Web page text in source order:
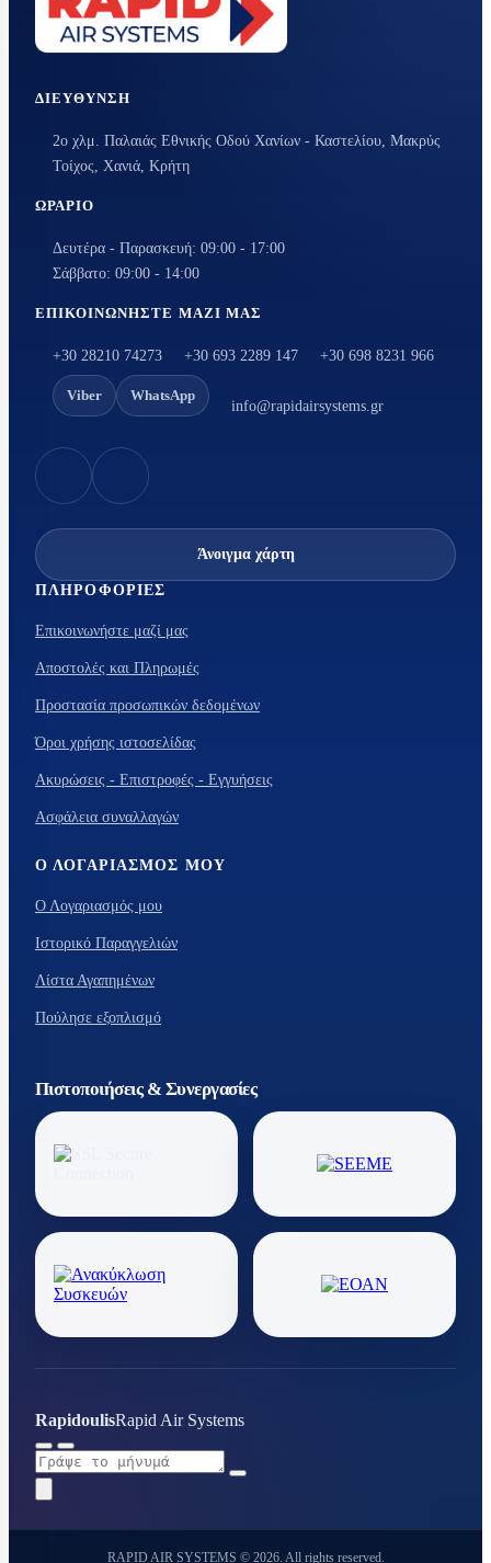
ΔΙΕΎΘΥΝΣΗ
2ο χλμ. Παλαιάς Εθνικής Οδού Χανίων - Καστελίου, Μακρύς
Τοίχος, Χανιά, Κρήτη
ΩΡΆΡΙΟ
Δευτέρα - Παρασκευή: 09:00 - 17:00
Σάββατο: 09:00 - 14:00
ΕΠΙΚΟΙΝΩΝΉΣΤΕ ΜΑΖΊ ΜΑΣ
+30 28210 74273 +30 693 2289 147 +30 698 8231 966
Viber WhatsApp
info@rapidairsystems.gr
Άνοιγμα χάρτη
ΠΛΗΡΟΦΟΡΊΕΣ
Επικοινωνήστε μαζί μας
Αποστολές και Πληρωμές
Προστασία προσωπικών δεδομένων
Όροι χρήσης ιστοσελίδας
Ακυρώσεις - Επιστροφές - Εγγυήσεις
Ασφάλεια συναλλαγών
Ο ΛΟΓΑΡΙΑΣΜΌΣ ΜΟΥ
Ο Λογαριασμός μου
Ιστορικό Παραγγελιών
Λίστα Αγαπημένων
Πούλησε εξοπλισμό
Πιστοποιήσεις & Συνεργασίες
RapidoulisRapid Air Systems
RAPID AIR SYSTEMS © 2026. All rights reserved.